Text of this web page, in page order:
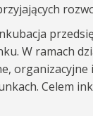
W ramach
Celem